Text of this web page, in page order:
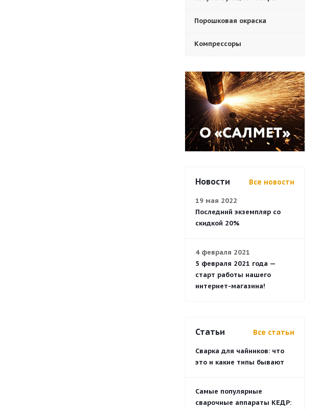
Порошковая окраска
Компрессоры
Новости Все новости
19 мая 2022
Последний экземпляр со
скидкой 20%
4 февраля 2021
5 февраля 2021 года —
старт работы нашего
интернет-магазина!
Статьи Все статьи
Сварка для чайников: что
это и какие типы бывают
Самые популярные
сварочные аппараты КЕДР: